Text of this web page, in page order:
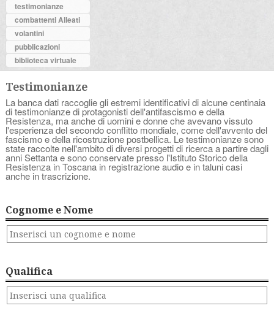
testimonianze
combattenti Alleati
volantini
pubblicazioni
biblioteca virtuale
Testimonianze
La banca dati raccoglie gli estremi identificativi di alcune centinaia
di testimonianze di protagonisti dell'antifascismo e della
Resistenza, ma anche di uomini e donne che avevano vissuto
l'esperienza del secondo conflitto mondiale, come dell'avvento del
fascismo e della ricostruzione postbellica. Le testimonianze sono
state raccolte nell'ambito di diversi progetti di ricerca a partire dagli
anni Settanta e sono conservate presso l'Istituto Storico della
Resistenza in Toscana in registrazione audio e in taluni casi
anche in trascrizione.
Cognome e Nome
Qualifica